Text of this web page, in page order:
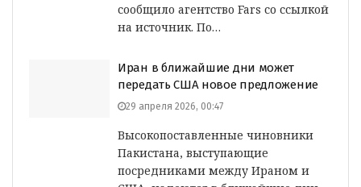
сообщило агентство Fars со ссылкой
на источник. По…
Иран в ближайшие дни может
передать США новое предложение
29 апреля 2026, 00:47
Высокопоставленные чиновники
Пакистана, выступающие
посредниками между Ираном и